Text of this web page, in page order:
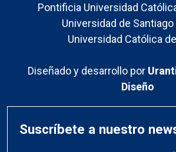
Pontificia Universidad
Universidad de Santiago
Universidad Católica
Diseñado y desarrollo por
Diseño
Suscríbete a nuestro